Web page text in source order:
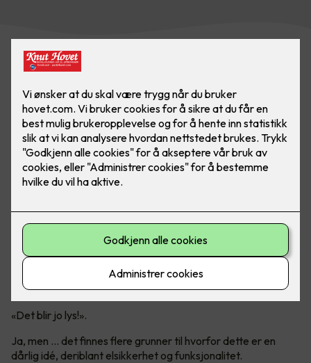
Er det virkelig en god idé?
Mange tenker nok at det er like greit å bare ta ut det gamle
lysstoffrøret og sette inn et LED-rør.
«Det blir jo lys!».
Ja, men ... det finnes flere grunner til hvorfor dette er en
dårlig idé, deriblant elsikkerhet og funksjonalitet.